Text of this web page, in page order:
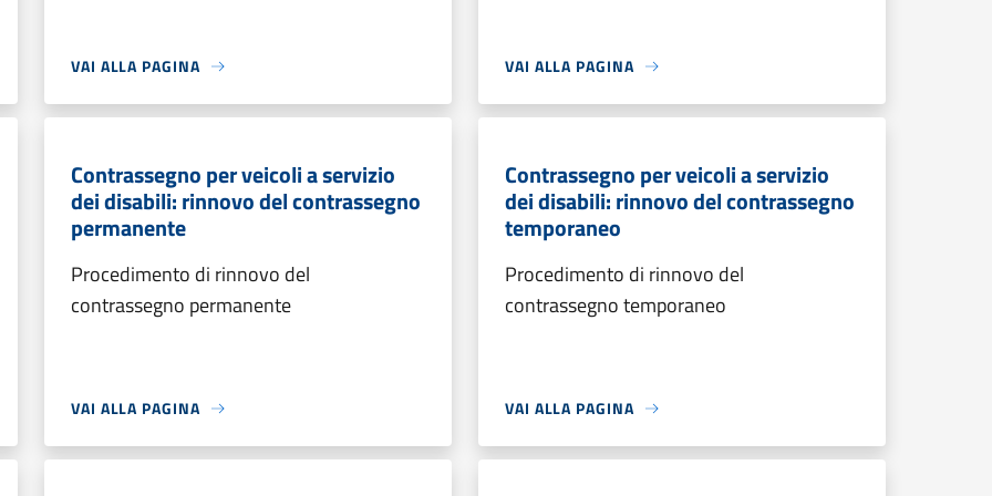
VAI ALLA PAGINA VAI ALLA PAGINA
Contrassegno per veicoli a servizio
dei disabili: rinnovo del contrassegno
permanente
Procedimento di rinnovo del
contrassegno permanente
VAI ALLA PAGINA
Contrassegno per veicoli a servizio
dei disabili: rinnovo del contrassegno
temporaneo
Procedimento di rinnovo del
contrassegno temporaneo
VAI ALLA PAGINA